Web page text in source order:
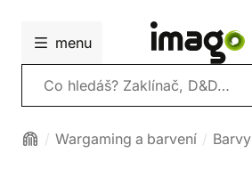
menu
Vyhledávání
Wargaming a barvení Barvy